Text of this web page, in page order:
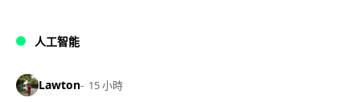
人工智能
Lawton 15 小時